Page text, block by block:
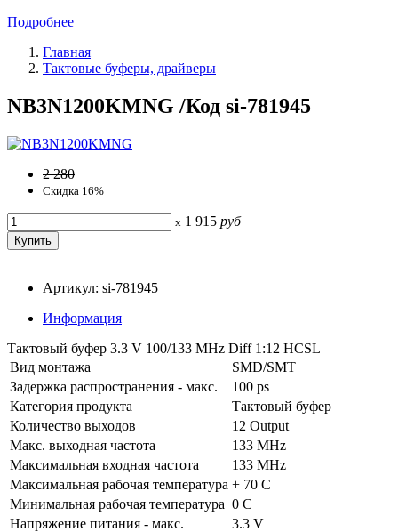
Подробнее
Главная
Тактовые буферы, драйверы
NB3N1200KMNG /Код si-781945
2 280
Скидка 16%
x 1 915 руб
Артикул: si-781945
Информация
Тактовый буфер 3.3 V 100/133 MHz Diff 1:12 HCSL
Вид монтажа
SMD/SMT
Задержка распространения - макс.
100 ps
Категория продукта
Тактовый буфер
Количество выходов
12 Output
Макс. выходная частота
133 MHz
Максимальная входная частота
133 MHz
Максимальная рабочая температура + 70 C
Минимальная рабочая температура 0 C
Напряжение питания - макс.
3.3 V